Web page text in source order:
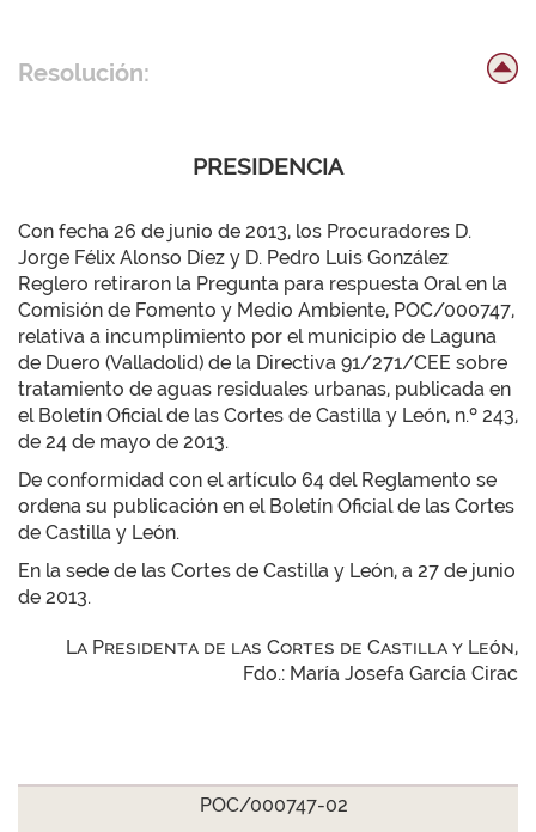
Resolución:
PRESIDENCIA
Con fecha 26 de junio de 2013, los Procuradores D.
Jorge Félix Alonso Díez y D. Pedro Luis González
Reglero retiraron la Pregunta para respuesta Oral en la
Comisión de Fomento y Medio Ambiente, POC/000747,
relativa a incumplimiento por el municipio de Laguna
de Duero (Valladolid) de la Directiva 91/271/CEE sobre
tratamiento de aguas residuales urbanas, publicada en
el Boletín Oficial de las Cortes de Castilla y León, n.º 243,
de 24 de mayo de 2013.
De conformidad con el artículo 64 del Reglamento se
ordena su publicación en el Boletín Oficial de las Cortes
de Castilla y León.
En la sede de las Cortes de Castilla y León, a 27 de junio
de 2013.
La Presidenta de las Cortes de Castilla y León,
Fdo.: María Josefa García Cirac
POC/000747-02